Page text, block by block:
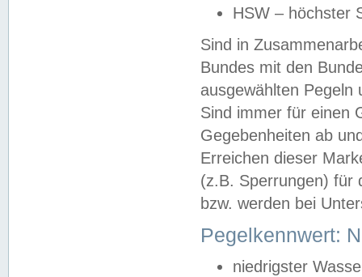
HSW – höchster
Sind in
Bundes mit den
ausgewählten
Sind immer für einen
Gegebenheiten ab
Erreichen dieser
(z.B. Sperrungen) für
bzw. werden bei
Pegelkennwert:
niedrigster